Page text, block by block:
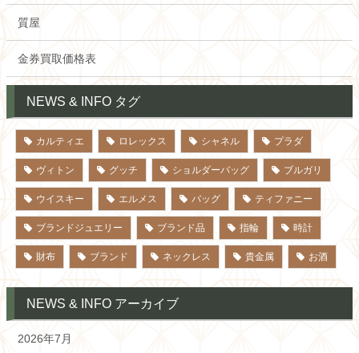
質屋
金券買取価格表
NEWS & INFO タグ
カルティエ ロレックス シャネル プラダ
ヴィトン グッチ ショルダーバッグ ブルガリ
ウイスキー エルメス バッグ ティファニー
ブランドジュエリー ブランド品 指輪 時計
財布 ブランド ネックレス 貴金属 お酒
NEWS & INFO アーカイブ
2026年7月